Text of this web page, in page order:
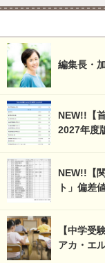
編集長・
NEW!!【
2027年度
NEW!!【
ト」偏差
【中学受
アカ・エ